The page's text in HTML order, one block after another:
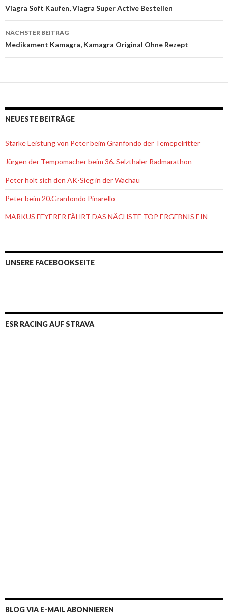
Beitrags-
Navigation
Viagra Soft Kaufen, Viagra Super Active Bestellen
NÄCHSTER BEITRAG
Medikament Kamagra, Kamagra Original Ohne Rezept
NEUESTE BEITRÄGE
Starke Leistung von Peter beim Granfondo der Temepelritter
Jürgen der Tempomacher beim 36. Selzthaler Radmarathon
Peter holt sich den AK-Sieg in der Wachau
Peter beim 20.Granfondo Pinarello
MARKUS FEYERER FÄHRT DAS NÄCHSTE TOP ERGEBNIS EIN
UNSERE FACEBOOKSEITE
ESR RACING AUF STRAVA
BLOG VIA E-MAIL ABONNIEREN